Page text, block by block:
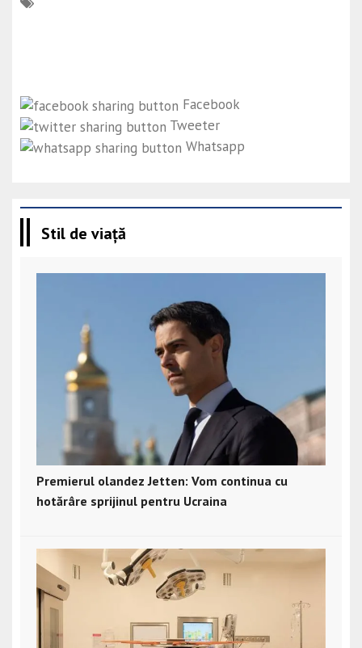
Facebook
Tweeter
Whatsapp
Stil de viață
Premierul olandez Jetten: Vom continua cu
hotărâre sprijinul pentru Ucraina